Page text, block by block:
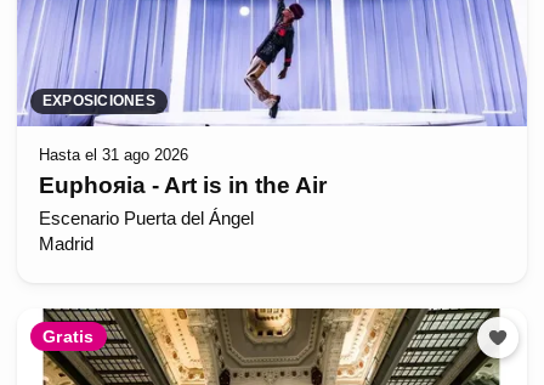
EXPOSICIONES
Hasta el 31 ago 2026
Euphoяia - Art is in the Air
Escenario Puerta del Ángel
Madrid
Gratis